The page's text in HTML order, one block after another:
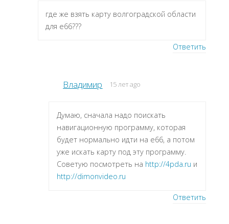
где же взять карту волгоградской области
для е66???
Ответить
Владимир 15 лет ago
Думаю, сначала надо поискать
навигационную программу, которая
будет нормально идти на e66, а потом
уже искать карту под эту программу.
Советую посмотреть на http://4pda.ru и
http://dimonvideo.ru
Ответить